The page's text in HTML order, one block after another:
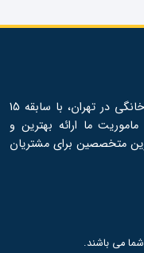
امداد آی.پی، نمایندگی مجاز تعمیرات لوازم خانگی در تهران، با سابقه 15
ما ارائه بهترین و
متخصصین برای مشتریان
می باشند.